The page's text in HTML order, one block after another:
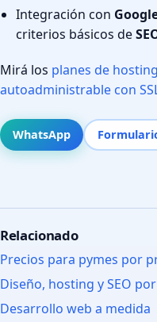
Integración con
criterios básicos de
Mirá los planes de hosting
autoadministrable con
WhatsApp
Relacionado
Precios para pymes por
Diseño, hosting y SEO
Desarrollo web a medida